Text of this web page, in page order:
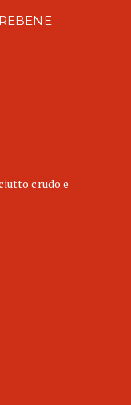
crudo e